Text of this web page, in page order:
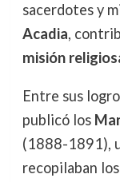
sacerdotes y
Acadia,
misión
Entre sus
publicó los
(1888-1891),
recopilaban